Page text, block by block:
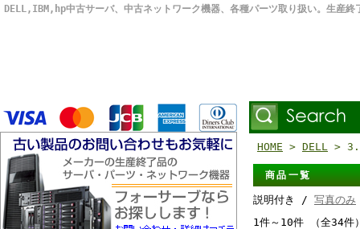
DELL,IBM,hp中古サーバ、中古ネットワーク機器、各種パーツ取り扱い。生産終
HOME > DELL >
商品一覧
説明付き / 写真のみ
1件～10件 （全34